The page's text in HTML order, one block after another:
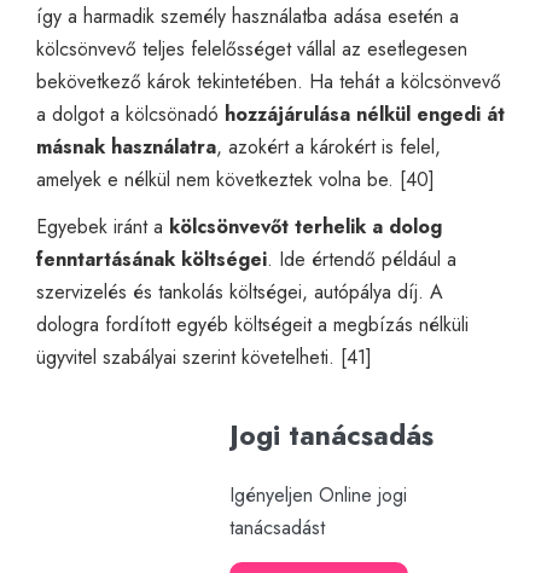
így a harmadik személy használatba adása esetén a
kölcsönvevő teljes felelősséget vállal az esetlegesen
bekövetkező károk tekintetében. Ha tehát a kölcsönvevő
a dolgot a kölcsönadó hozzájárulása nélkül engedi át
másnak használatra, azokért a károkért is felel,
amelyek e nélkül nem következtek volna be. [40]
Egyebek iránt a kölcsönvevőt terhelik a dolog
fenntartásának költségei. Ide értendő például a
szervizelés és tankolás költségei, autópálya díj. A
dologra fordított egyéb költségeit a megbízás nélküli
ügyvitel szabályai szerint követelheti. [41]
Jogi tanácsadás
Igényeljen Online jogi
tanácsadást